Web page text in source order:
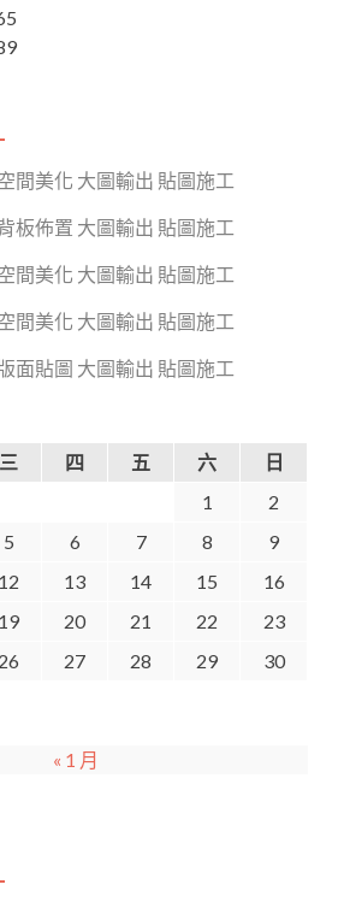
間美化 大圖輸出 貼圖施工
板佈置 大圖輸出 貼圖施工
間美化 大圖輸出 貼圖施工
間美化 大圖輸出 貼圖施工
面貼圖 大圖輸出 貼圖施工
三 四 五 六
日
1
2
5 6 7 8
9
12 13 14 15
16
19 20 21 22
23
26 27 28 29
30
« 1 月